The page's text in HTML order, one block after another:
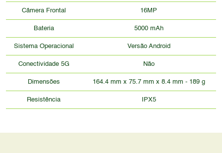
Câmera Frontal 16MP
Bateria 5000 mAh
Sistema Operacional Versão Android
Conectividade 5G Não
Dimensões 164.4 mm x 75.7 mm x 8.4 mm - 189 g
Resistência IPX5